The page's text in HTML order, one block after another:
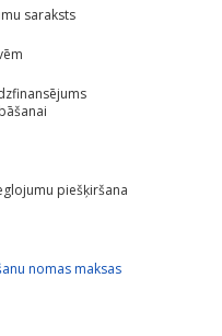
saraksts
piešķiršana
nomas maksas